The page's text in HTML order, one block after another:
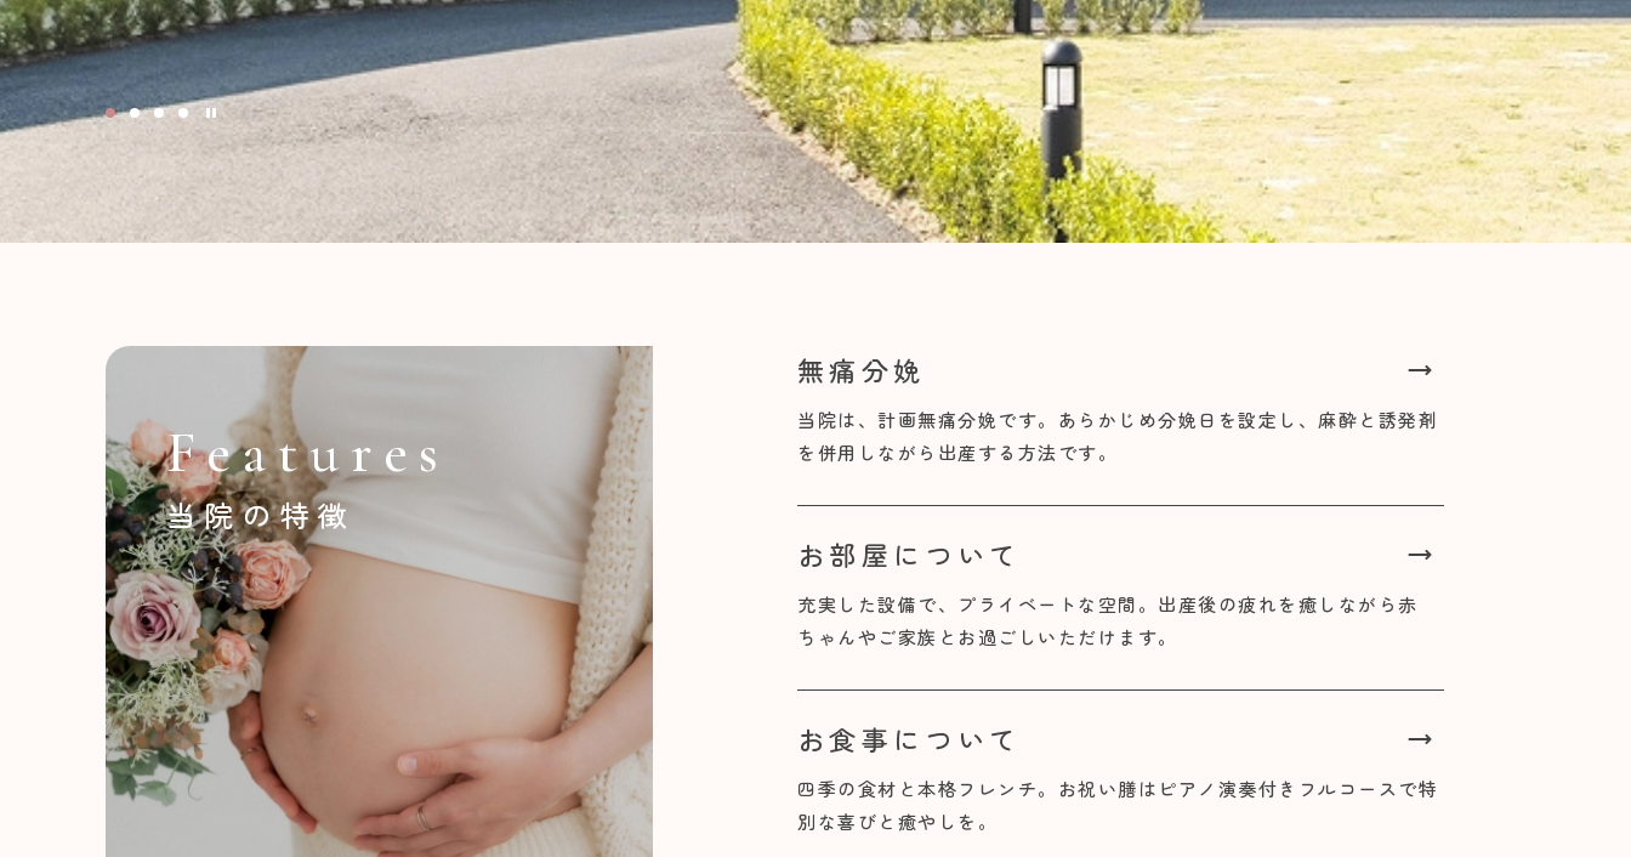
無痛分娩
当院は、計画無痛分娩です。あらかじめ分娩日を設定し、麻酔と誘発剤
を併用しながら出産する方法です。
当院の特徴
Features
お部屋について
充実した設備で、プライベートな空間。出産後の疲れを癒しながら赤
ちゃんやご家族とお過ごしいただけます。
お食事について
四季の食材と本格フレンチ。お祝い膳はピアノ演奏付きフルコースで特
別な喜びと癒やしを。